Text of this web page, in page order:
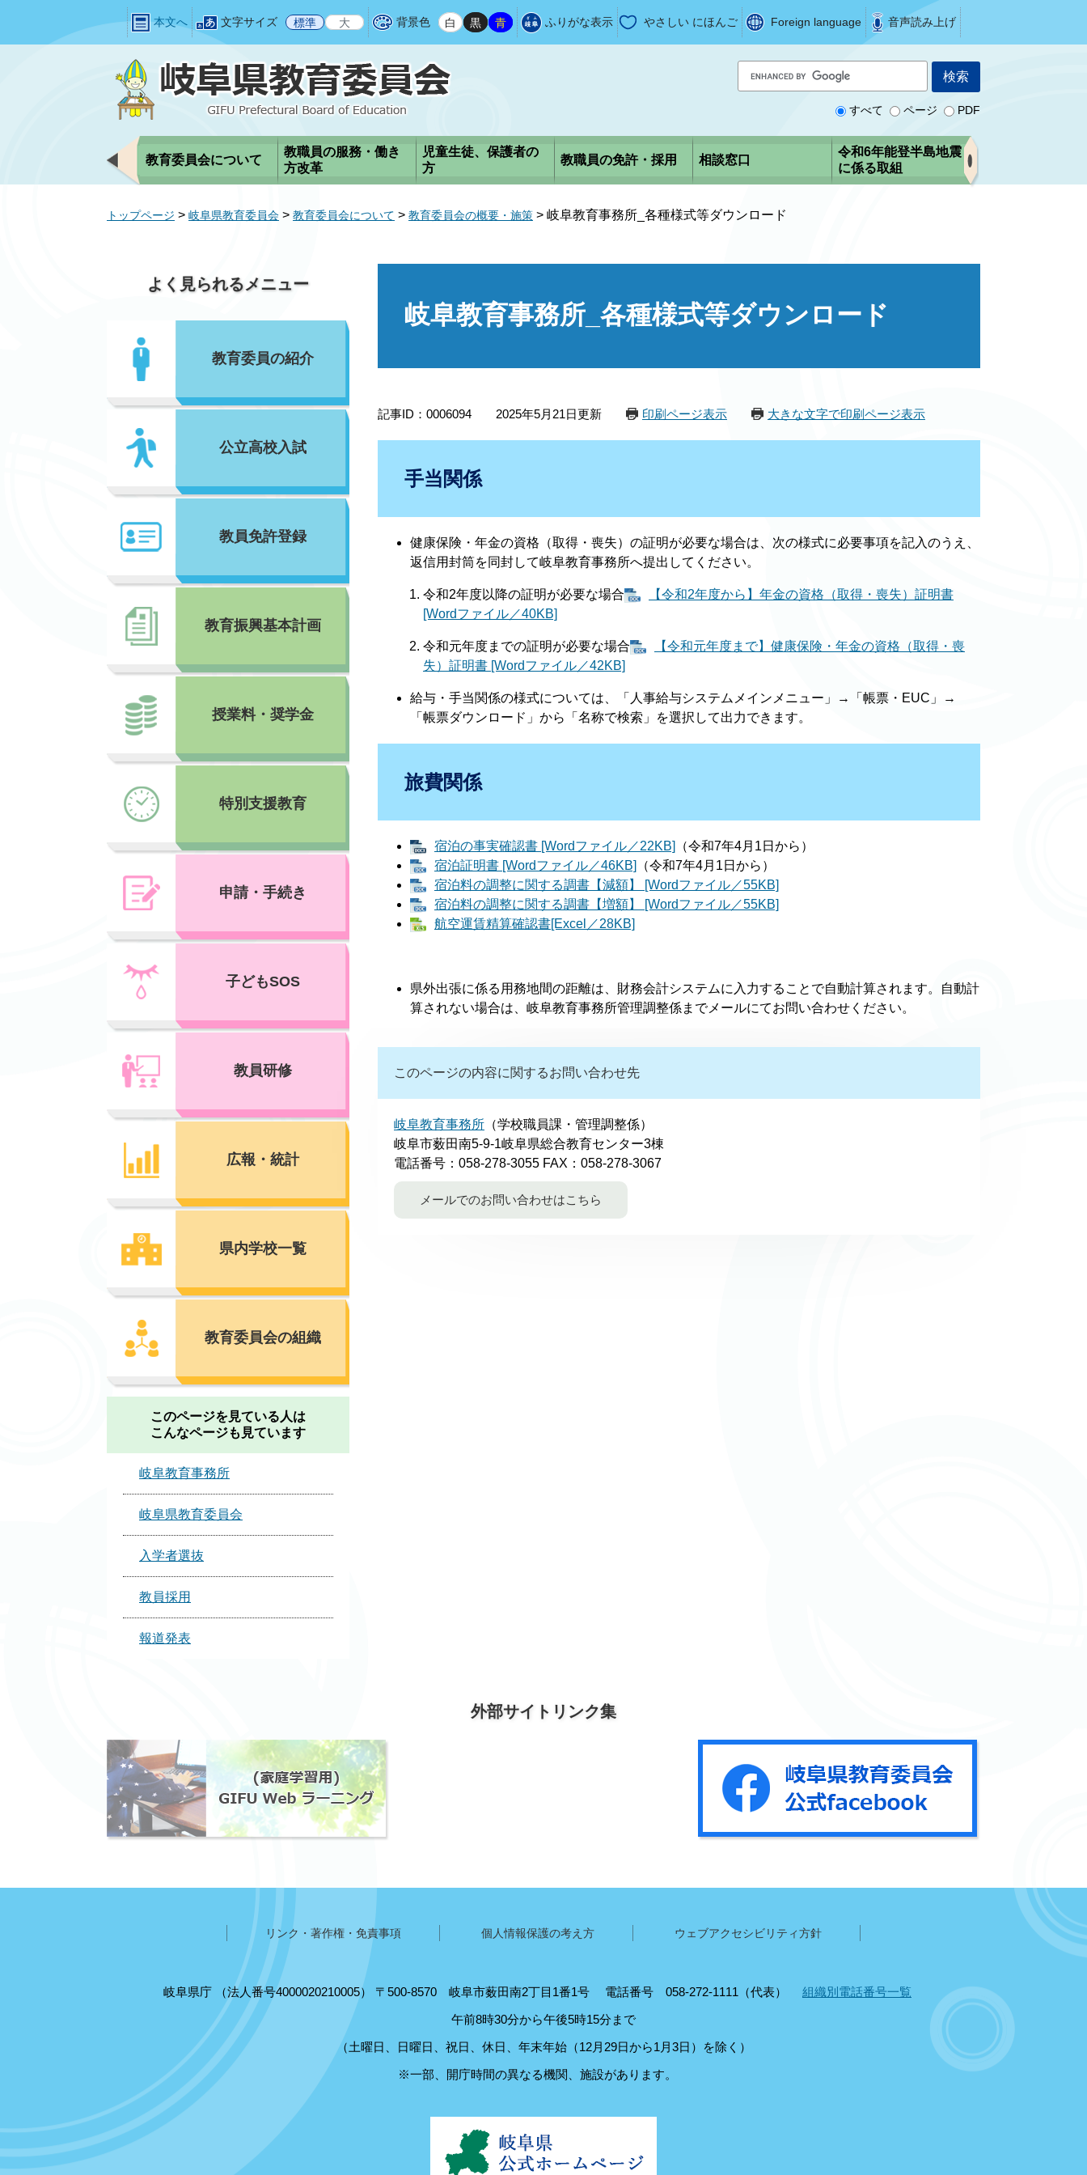
ジ
ュ
本
本文へ 文字サイズ 標準 大 背景色 白 黒 青 ふりがな表示 やさしい にほんご Foreign language 音声読み上げ
o
e
カ
検
すべて ページ PDF
教育委員会について
教職員の服務・働き
方改革
児童生徒、保護者の
方
教職員の免許・採用 相談窓口
令和6年能登半島地震
に係る取組
トップページ > 岐阜県教育委員会 > 教育委員会について > 教育委員会の概要・施策 > 岐阜教育事務所_各種様式等ダウンロード
岐阜教育事務所_各種様式等ダウンロード
記事ID：0006094 2025年5月21日更新 印刷ページ表示 大きな文字で印刷ページ表示
手当関係
健康保険・年金の資格（取得・喪失）の証明が必要な場合は、次の様式に必要事項を記入のうえ、
返信用封筒を同封して岐阜教育事務所へ提出してください。
令和2年度以降の証明が必要な場合
【令和2年度から】年金の資格（取得・喪失）証明書
[Wordファイル／40KB]
令和元年度までの証明が必要な場合
【令和元年度まで】健康保険・年金の資格（取得・喪
失）証明書 [Wordファイル／42KB]
給与・手当関係の様式については、「人事給与システムメインメニュー」→「帳票・EUC」→
「帳票ダウンロード」から「名称で検索」を選択して出力できます。
旅費関係
宿泊の事実確認書 [Wordファイル／22KB]
（令和7年4月1日から）
宿泊証明書 [Wordファイル／46KB]
（令和7年4月1日から）
宿泊料の調整に関する調書【減額】 [Wordファイル／55KB]
宿泊料の調整に関する調書【増額】 [Wordファイル／55KB]
航空運賃精算確認書[Excel／28KB]​
県外出張に係る用務地間の距離は、財務会計システムに入力することで自動計算されます。自動計
算されない場合は、岐阜教育事務所管理調整係までメールにてお問い合わせください。
このページの内容に関するお問い合わせ先
岐阜教育事務所 （学校職員課・管理調整係）
岐阜市薮田南5-9-1岐阜県総合教育センター3棟
電話番号：058‐278-3055 FAX：058-278-3067
メールでのお問い合わせはこちら
よく見られるメニュー
教育委員の紹介
公立高校入試
教員免許登録
教育振興基本計画
授業料・奨学金
特別支援教育
申請・手続き
子どもSOS
教員研修
広報・統計
県内学校一覧
教育委員会の組織
このページを見ている人は
こんなページも見ています
岐阜教育事務所
岐阜県教育委員会
入学者選抜
教員採用
報道発表
外部サイトリンク集
リンク・著作権・免責事項 個人情報保護の考え方 ウェブアクセシビリティ方針
岐阜県庁 （法人番号4000020210005） 〒500-8570 岐阜市薮田南2丁目1番1号 電話番号 058-272-1111（代表）
組織別電話番号一覧
午前8時30分から午後5時15分まで
（土曜日、日曜日、祝日、休日、年末年始（12月29日から1月3日）を除く）
※一部、開庁時間の異なる機関、施設があります。